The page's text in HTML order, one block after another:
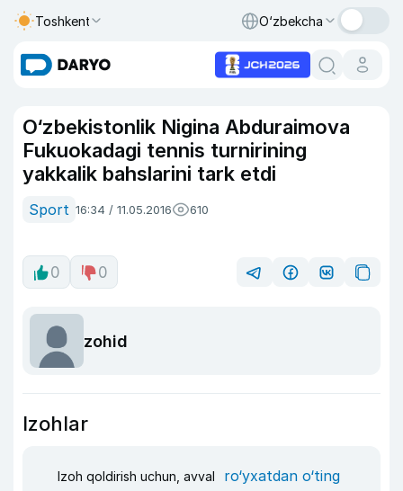
Toshkent O‘zbekcha
O‘zbekistonlik Nigina Abduraimova
Fukuokadagi tennis turnirining
yakkalik bahslarini tark etdi
Sport 16:34 / 11.05.2016 610
0 0
zohid
Izohlar
Izoh qoldirish uchun, avval ro‘yxatdan o‘ting